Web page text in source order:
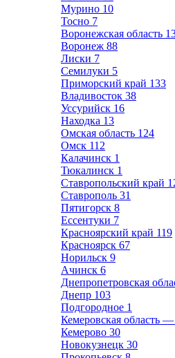
Мурино 10
Тосно 7
Воронежская область
Воронеж 88
Лиски 7
Семилуки 5
Приморский край 133
Владивосток 38
Уссурийск 16
Находка 13
Омская область 124
Омск 112
Калачинск 1
Тюкалинск 1
Ставропольский край
Ставрополь 31
Пятигорск 8
Ессентуки 7
Красноярский край 119
Красноярск 67
Норильск 9
Ачинск 6
Днепропетровская
Днепр 103
Подгородное 1
Кемеровская область —
Кемерово 30
Новокузнецк 30